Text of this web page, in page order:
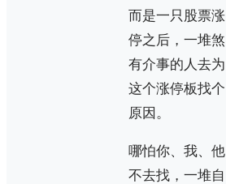
而是一只股票涨
停之后，一堆煞
有介事的人去为
这个涨停板找个
原因。
哪怕你、我、他
不去找，一堆自